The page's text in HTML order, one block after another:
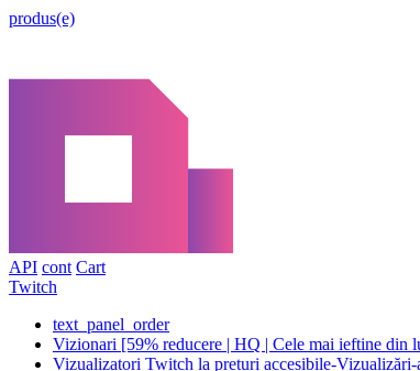
produs(e)
API cont Cart
Twitch
text_panel_order
Vizionari [59% reducere | HQ | Cele mai ieftine din
Vizualizatori Twitch la prețuri accesibile-